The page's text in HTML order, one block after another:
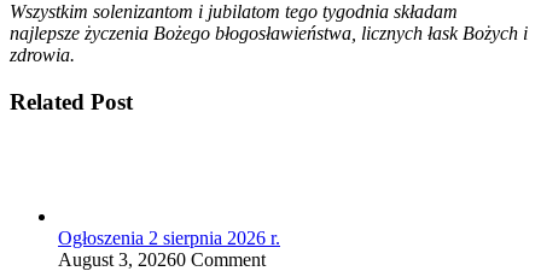
Wszystkim solenizantom i jubilatom tego tygodnia składam
najlepsze życzenia Bożego błogosławieństwa, licznych łask Bożych i
zdrowia.
Related Post
Ogłoszenia 2 sierpnia 2026 r.
August 3, 20260 Comment